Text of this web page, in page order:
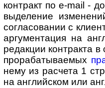
контракт по e-mail -
выделение
согласовании с
аргументация на
редакции контракта
прорабатываемых
нему из расчета 1
на английском или